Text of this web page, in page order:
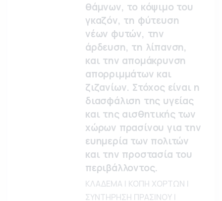
θάμνων, το κόψιμο του
γκαζόν, τη φύτευση
νέων φυτών, την
άρδευση, τη λίπανση,
και την απομάκρυνση
απορριμμάτων και
ζιζανίων. Στόχος είναι η
διασφάλιση της υγείας
και της αισθητικής των
χώρων πρασίνου για την
ευημερία των πολιτών
και την προστασία του
περιβάλλοντος.
ΚΛΑΔΕΜΑ | ΚΟΠΗ ΧΟΡΤΩΝ |
ΣΥΝΤΗΡΗΣΗ ΠΡΑΣΙΝΟΥ |